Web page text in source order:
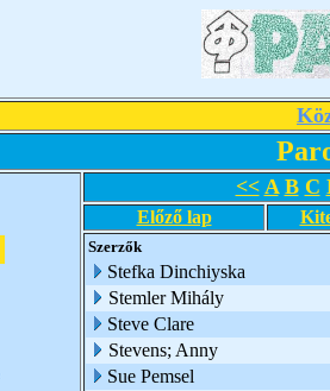
<< A B C
Előző lap
Szerzők
Stefka Dinchiyska
Stemler Mihály
Steve Clare
Stevens; Anny
Sue Pemsel